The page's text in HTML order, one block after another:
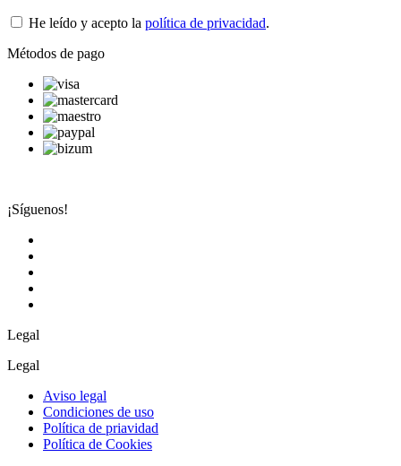
He leído y acepto la política de privacidad.
Métodos de pago
¡Síguenos!
Legal
Legal
Aviso legal
Condiciones de uso
Política de priavidad
Política de Cookies